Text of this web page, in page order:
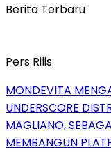
Berita Terbaru
Pers Rilis
MONDEVITA
UNDERSCORE
MAGLIANO,
MEMBANGUN